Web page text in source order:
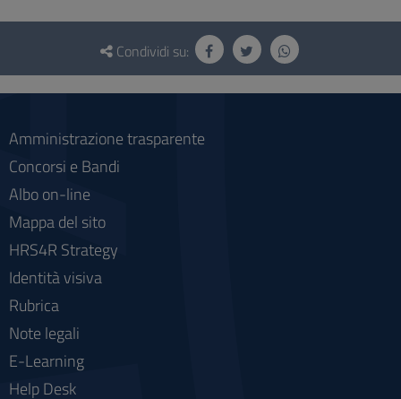
Questionario
social
Condividi su:
Amministrazione trasparente
Concorsi e Bandi
Albo on-line
Mappa del sito
HRS4R Strategy
Identità visiva
Rubrica
Note legali
E-Learning
Help Desk